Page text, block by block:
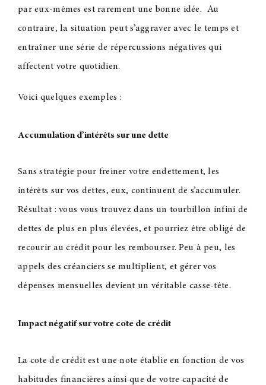
par eux-mêmes est rarement une bonne idée. Au
contraire, la situation peut s’aggraver avec le temps et
entraîner une série de répercussions négatives qui
affectent votre quotidien.
Voici quelques exemples :
Accumulation d’intérêts sur une dette
Sans stratégie pour freiner votre endettement, les
intérêts sur vos dettes, eux, continuent de s’accumuler.
Résultat : vous vous trouvez dans un tourbillon infini de
dettes de plus en plus élevées, et pourriez être obligé de
recourir au crédit pour les rembourser. Peu à peu, les
appels des créanciers se multiplient, et gérer vos
dépenses mensuelles devient un véritable casse-tête.
Impact négatif sur votre cote de crédit
La cote de crédit est une note établie en fonction de vos
habitudes financières ainsi que de votre capacité de